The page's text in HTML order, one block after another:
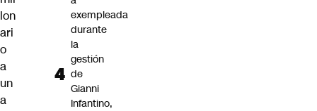
lon
ari
o
a
un
a
exempleada
durante
la
gestión
de
Gianni
Infantino,